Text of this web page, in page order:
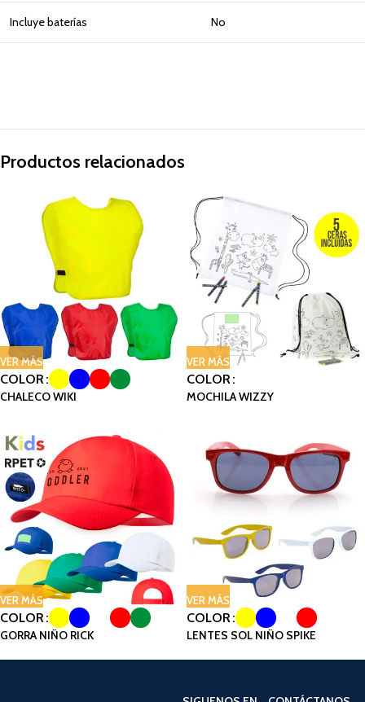
Incluye baterías No
Productos relacionados
VER MÁS
COLOR
CHALECO WIKI
VER MÁS
COLOR
MOCHILA WIZZY
VER MÁS
COLOR
GORRA NIÑO RICK
VER MÁS
COLOR
LENTES SOL NIÑO SPIKE